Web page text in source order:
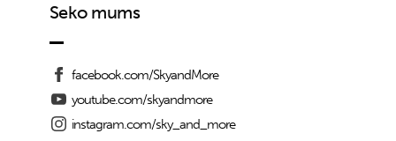
Seko mums
facebook.com/SkyandMore
youtube.com/skyandmore
instagram.com/sky_and_more